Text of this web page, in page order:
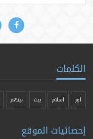
الكلمات
اور اسلام بیت بينهم
إحصائيات الموقع